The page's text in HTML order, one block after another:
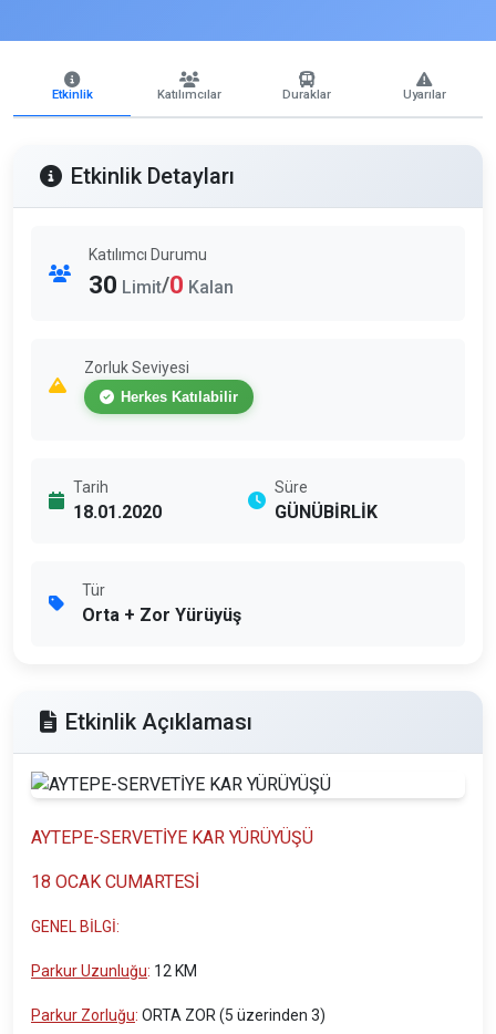
Etkinlik Katılımcılar Duraklar Uyarılar
Etkinlik Detayları
Katılımcı Durumu
30 Limit/0 Kalan
Zorluk Seviyesi
Herkes Katılabilir
Tarih
18.01.2020
Süre
GÜNÜBİRLİK
Tür
Orta + Zor Yürüyüş
Etkinlik Açıklaması
AYTEPE-SERVETİYE KAR YÜRÜYÜŞÜ
18 OCAK CUMARTESİ
GENEL BİLGİ:
Parkur Uzunluğu: 12 KM
Parkur Zorluğu: ORTA ZOR (5 üzerinden 3)